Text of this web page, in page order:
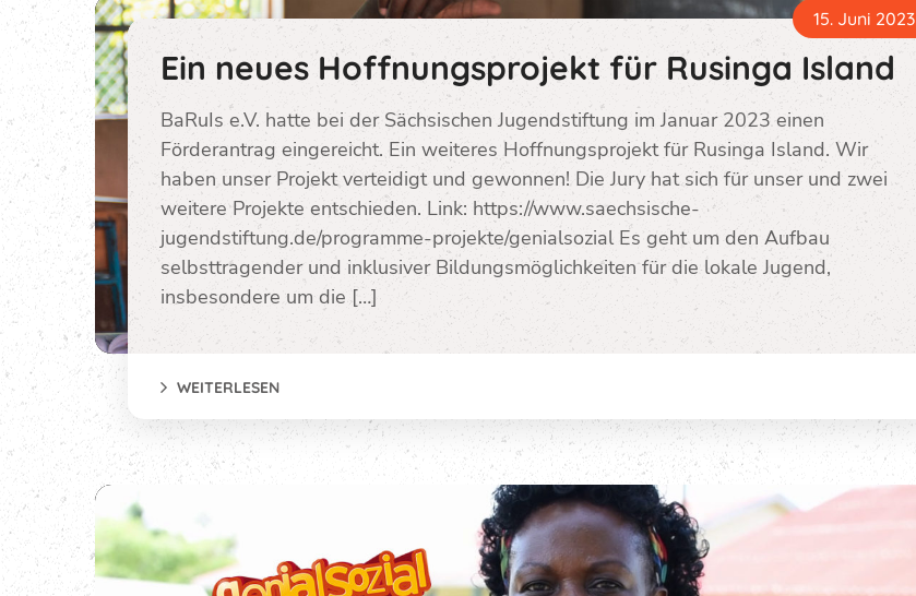
15. Juni 2023
Ein neues Hoffnungsprojekt für Rusinga Island
BaRuIs e.V. hatte bei der Sächsischen Jugendstiftung im Januar 2023 einen
Förderantrag eingereicht. Ein weiteres Hoffnungsprojekt für Rusinga Island. Wir
haben unser Projekt verteidigt und gewonnen! Die Jury hat sich für unser und zwei
weitere Projekte entschieden. Link: https://www.saechsische-
jugendstiftung.de/programme-projekte/genialsozial Es geht um den Aufbau
selbsttragender und inklusiver Bildungsmöglichkeiten für die lokale Jugend,
insbesondere um die […]
WEITERLESEN